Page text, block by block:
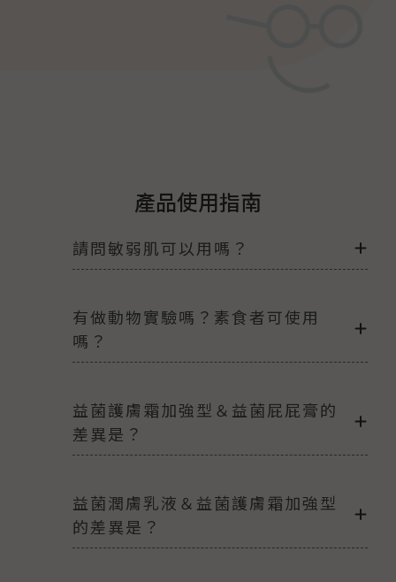
產品使用指南
請問敏弱肌可以用嗎？
有做動物實驗嗎？素食者可使用
嗎？
益菌護膚霜加強型＆益菌屁屁膏的
差異是？
益菌潤膚乳液＆益菌護膚霜加強型
的差異是？